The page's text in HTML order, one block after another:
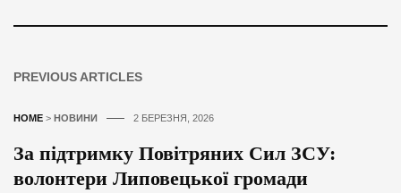
PREVIOUS ARTICLES
HOME > НОВИНИ 2 БЕРЕЗНЯ, 2026
За підтримку Повітряних Сил ЗСУ:
волонтери Липовецької громади